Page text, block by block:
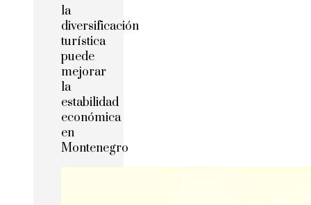
la
diversificación
turística
puede
mejorar
la
estabilidad
económica
en
Montenegro